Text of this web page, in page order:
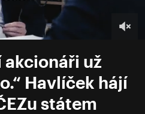
už
Havlíček hájí
státem